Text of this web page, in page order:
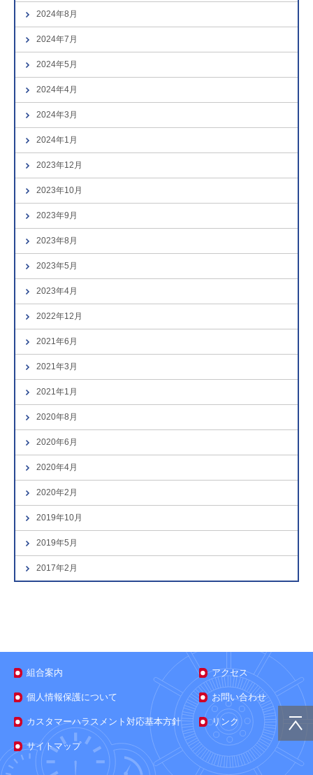
2024年8月
2024年7月
2024年5月
2024年4月
2024年3月
2024年1月
2023年12月
2023年10月
2023年9月
2023年8月
2023年5月
2023年4月
2022年12月
2021年6月
2021年3月
2021年1月
2020年8月
2020年6月
2020年4月
2020年2月
2019年10月
2019年5月
2017年2月
組合案内 アクセス
個人情報保護について お問い合わせ
カスタマーハラスメント対応基本方針 リンク
サイトマップ